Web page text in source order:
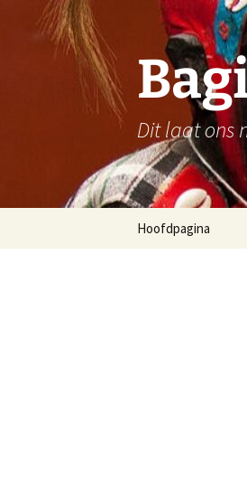
Dit laat ons
Hoofdpagina